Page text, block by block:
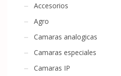
Accesorios
Agro
Camaras analogicas
Camaras especiales
Camaras IP